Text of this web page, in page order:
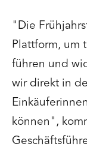
"Die
Plattform, um
führen und
wir direkt in
können",